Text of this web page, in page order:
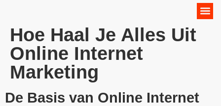
Hoe Haal Je Alles Uit
Online Internet
Marketing
De Basis van Online Internet